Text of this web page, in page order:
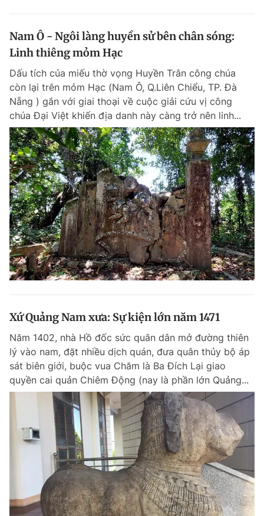
Nam Ô - Ngôi làng huyền sử bên chân sóng:
Linh thiêng mỏm Hạc
Dấu tích của miếu thờ vọng Huyền Trân công chúa
còn lại trên mỏm Hạc (Nam Ô, Q.Liên Chiểu, TP. Đà
Nẵng ) gắn với giai thoại về cuộc giải cứu vị công
chúa Đại Việt khiến địa danh này càng trở nên linh...
Xứ Quảng Nam xưa: Sự kiện lớn năm 1471
Năm 1402, nhà Hồ đốc sức quân dân mở đường thiên
lý vào nam, đặt nhiều dịch quán, đưa quân thủy bộ áp
sát biên giới, buộc vua Chăm là Ba Đích Lại giao
quyền cai quản Chiêm Ðộng (nay là phần lớn Quảng...